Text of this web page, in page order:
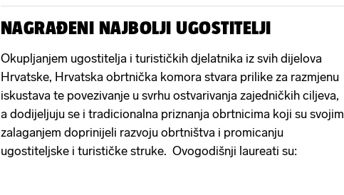
NAGRAĐENI NAJBOLJI UGOSTITELJI
Okupljanjem ugostitelja i turističkih djelatnika iz svih dijelova
Hrvatske, Hrvatska obrtnička komora stvara prilike za razmjenu
iskustava te povezivanje u svrhu ostvarivanja zajedničkih ciljeva,
a dodijeljuju se i tradicionalna priznanja obrtnicima koji su svojim
zalaganjem doprinijeli razvoju obrtništva i promicanju
ugostiteljske i turističke struke. Ovogodišnji laureati su: